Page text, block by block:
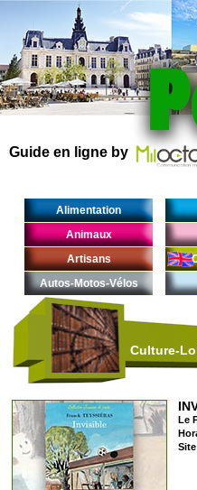
Guide en ligne by
Alimentation
Animaux
Artisans
Autos-Motos-Vélos
Culture-
Le